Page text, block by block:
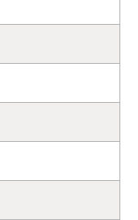
ュー
ついて